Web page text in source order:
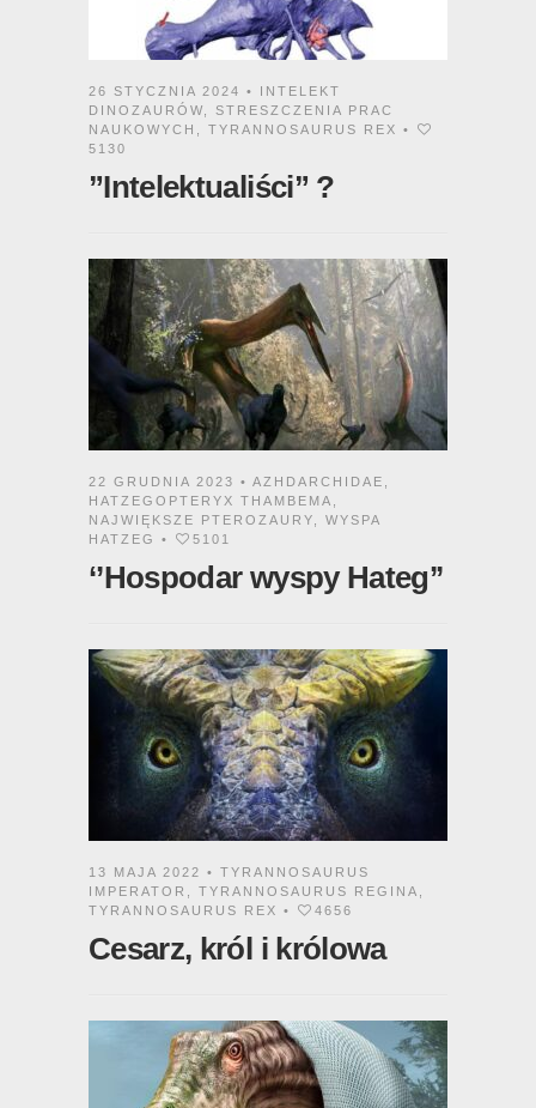
26 STYCZNIA 2024 • INTELEKT
DINOZAURÓW
STRESZCZENIA PRAC
NAUKOWYCH
TYRANNOSAURUS REX •
5130
”Intelektualiści” ?
22 GRUDNIA 2023 • AZHDARCHIDAE
HATZEGOPTERYX THAMBEMA
NAJWIĘKSZE PTEROZAURY
WYSPA
HATZEG
• 5101
‘’Hospodar wyspy Hateg’’
13 MAJA 2022 • TYRANNOSAURUS
IMPERATOR
TYRANNOSAURUS REGINA
TYRANNOSAURUS REX • 4656
Cesarz, król i królowa